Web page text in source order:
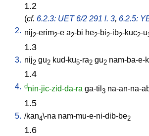
1.2
(cf. 6.2.3: UET 6/2 291 l. 3, 6.2.5:
2. nij2-erim2-e a2-bi he2-bi2-ib2-kuc2-u
1.3
3. nij2 gu2 kud-ku5-ra2 gu2 nam-ba-e-
1.4
4. dnin-jic-zid-da-ra ga-til 3 na-an-na-
1.5
5. /kan4\-na nam-mu-e-ni-dib-be2
1.6